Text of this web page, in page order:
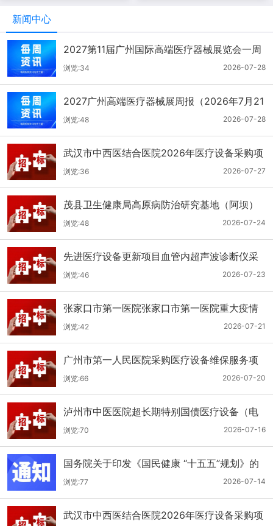
新闻中心
2027第11届广州国际高端医疗器械展览会一周
报（7.22-7.28）
2026-07-28
浏览:34
2027广州高端医疗器械展周报（2026年7月21
-27日）
2026-07-28
浏览:48
武汉市中西医结合医院2026年医疗设备采购项
目三十三公开招标公告
2026-07-27
浏览:36
茂县卫生健康局高原病防治研究基地（阿坝）
手术、急救及生命支持类医疗设备购置项目招
标公告
2026-07-24
浏览:48
先进医疗设备更新项目血管内超声波诊断仪采
购（三次）公开招标公告
2026-07-23
浏览:46
张家口市第一医院张家口市第一医院重大疫情
救治基地手术室及重症监护室医疗设备采购项
目更正公告
2026-07-21
浏览:42
广州市第一人民医院采购医疗设备维保服务项
目（2026年第1批）(二次)（项目编号：GZSY-
2026FW-06）采购更正公告
2026-07-20
浏览:66
泸州市中医医院超长期特别国债医疗设备（电
子胃肠镜系统）采购更正公告（第二次）2026-07-16
浏览:70
国务院关于印发《国民健康 “十五五”规划》的
通知
2026-07-14
浏览:77
武汉市中西医结合医院2026年医疗设备采购项